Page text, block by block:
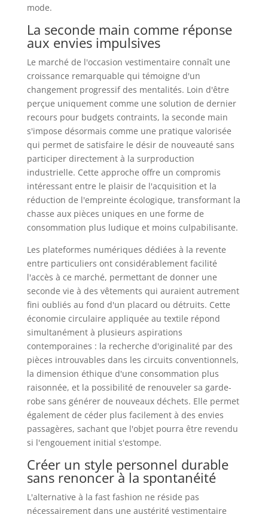
mode.
La seconde main comme réponse
aux envies impulsives
Le marché de l'occasion vestimentaire connaît une
croissance remarquable qui témoigne d'un
changement progressif des mentalités. Loin d'être
perçue uniquement comme une solution de dernier
recours pour budgets contraints, la seconde main
s'impose désormais comme une pratique valorisée
qui permet de satisfaire le désir de nouveauté sans
participer directement à la surproduction
industrielle. Cette approche offre un compromis
intéressant entre le plaisir de l'acquisition et la
réduction de l'empreinte écologique, transformant la
chasse aux pièces uniques en une forme de
consommation plus ludique et moins culpabilisante.
Les plateformes numériques dédiées à la revente
entre particuliers ont considérablement facilité
l'accès à ce marché, permettant de donner une
seconde vie à des vêtements qui auraient autrement
fini oubliés au fond d'un placard ou détruits. Cette
économie circulaire appliquée au textile répond
simultanément à plusieurs aspirations
contemporaines : la recherche d'originalité par des
pièces introuvables dans les circuits conventionnels,
la dimension éthique d'une consommation plus
raisonnée, et la possibilité de renouveler sa garde-
robe sans générer de nouveaux déchets. Elle permet
également de céder plus facilement à des envies
passagères, sachant que l'objet pourra être revendu
si l'engouement initial s'estompe.
Créer un style personnel durable
sans renoncer à la spontanéité
L'alternative à la fast fashion ne réside pas
nécessairement dans une austérité vestimentaire